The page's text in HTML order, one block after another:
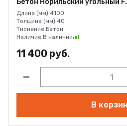
Бетон Норильский угольный
Длина (мм):4100
Толщина (мм):40
Тиснение:Бетон
Наличие:В наличии
11 400 руб.
В